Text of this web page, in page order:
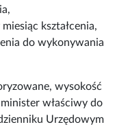
miesiąc kształcenia,
do wykonywania
wysokość
właściwy do
Urzędowym